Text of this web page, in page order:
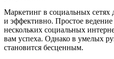
Маркетинг в социальных сетях
и эффективно. Простое
нескольких социальных
вам успеха. Однако в умелых
становится бесценным.